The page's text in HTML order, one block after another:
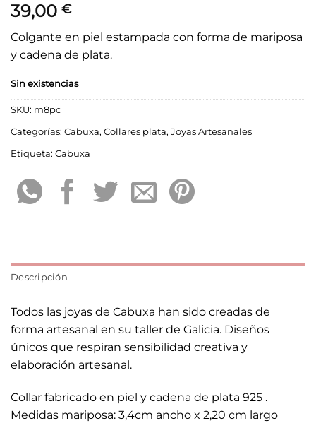
39,00 €
Colgante en piel estampada con forma de mariposa
y cadena de plata.
Sin existencias
SKU: m8pc
Categorías: Cabuxa, Collares plata, Joyas Artesanales
Etiqueta: Cabuxa
Descripción
Todos las joyas de Cabuxa han sido creadas de
forma artesanal en su taller de Galicia. Diseños
únicos que respiran sensibilidad creativa y
elaboración artesanal.
Collar fabricado en piel y cadena de plata 925 .
Medidas mariposa: 3,4cm ancho x 2,20 cm largo